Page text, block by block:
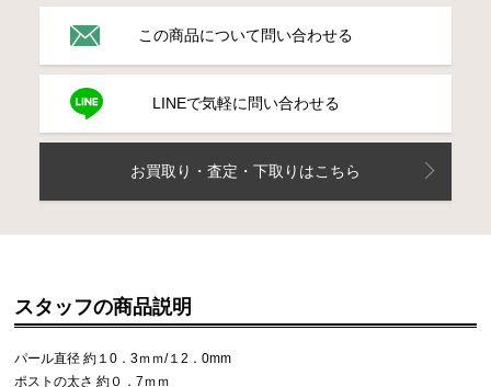
この商品について問い合わせる
LINEで気軽に問い合わせる
お買取り・査定・下取りはこちら
スタッフの商品説明
パール直径 約１0．3ｍｍ/１2．0mm
ポストの太さ 約０．7ｍｍ